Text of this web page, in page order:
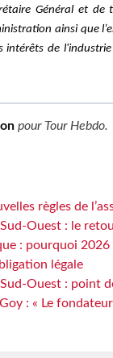
Général et de
ainsi que
intérêts de
pour Tour Hebdo.
règles de
Sud-Ouest : le
: pourquoi
légale
Sud-Ouest : point
: « Le